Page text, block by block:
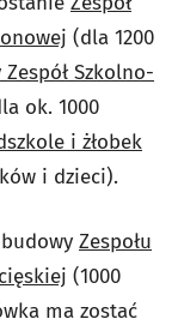
(dla 1200
Zespół Szkolno-
ok. 1000
i żłobek
i dzieci).
Zespołu
(1000
ma zostać